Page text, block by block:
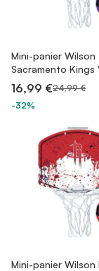
Mini-panier Wilson
Sacramento Kings
16,99 €24,99 €
-32%
Mini-panier Wilson